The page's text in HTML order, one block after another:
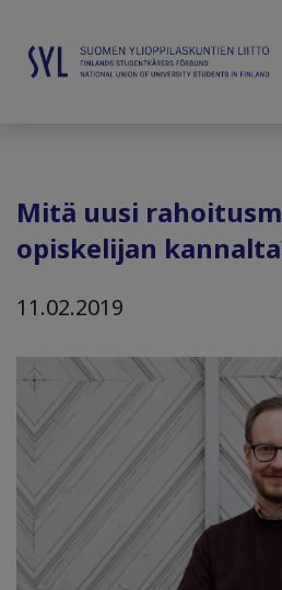
Mitä uusi
opiskelijan
11.02.2019